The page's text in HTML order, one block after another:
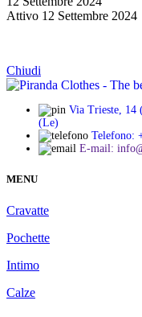
Attivo 12 Settembre 2024
Chiudi
Via Trieste, 14
(Le)
Telefono:
E-mail:
MENU
Cravatte
Pochette
Intimo
Calze